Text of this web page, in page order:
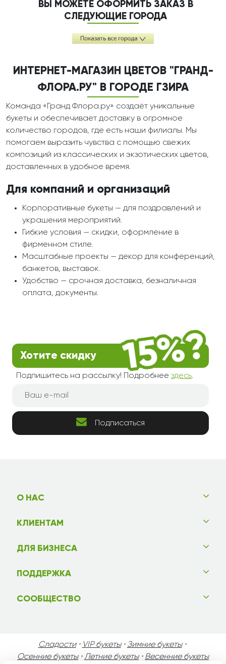
ВЫ МОЖЕТЕ ОФОРМИТЬ ЗАКАЗ В
СЛЕДУЮЩИЕ ГОРОДА
ИНТЕРНЕТ-МАГАЗИН ЦВЕТОВ "ГРАНД-
ФЛОРА.РУ" В ГОРОДЕ ГЗИРА
Команда «Гранд Флора.ру» создаёт уникальные
букеты и обеспечивает доставку в огромное
количество городов, где есть наши филиалы. Мы
помогаем выразить чувства с помощью свежих
композиций из классических и экзотических цветов,
доставленных в удобное время.
Для компаний и организаций
Корпоративные букеты — для поздравлений и
украшения мероприятий.
Гибкие условия — скидки, оформление в
фирменном стиле.
Масштабные проекты — декор для конференций,
банкетов, выставок.
Удобство — срочная доставка, безналичная
оплата, документы.
Хотите скидку
Подпишитесь на рассылку! Подробнее здесь.
Подписаться
О НАС
КЛИЕНТАМ
ДЛЯ БИЗНЕСА
ПОДДЕРЖКА
СООБЩЕСТВО
Сладости• VIP букеты• Зимние букеты•
Осенние букеты•Летние букеты• Весенние букеты